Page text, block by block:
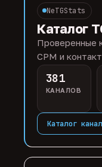
NeTGStats
Каталог
Проверенные
CPM и
381
КАНАЛОВ
Каталог